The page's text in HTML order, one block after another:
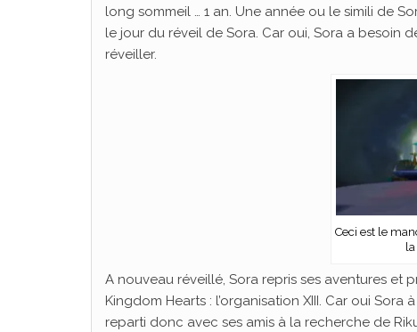
long sommeil … 1 an. Une année ou le simili de
le jour du réveil de Sora. Car oui, Sora a besoin
réveiller.
Ceci est le
A nouveau réveillé, Sora repris ses aventures
Kingdom Hearts : l’organisation XIII. Car oui
reparti donc avec ses amis à la recherche de